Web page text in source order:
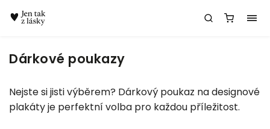
Dárkové poukazy
Nejste si jisti výběrem? Dárkový poukaz na designové
plakáty je perfektní volba pro každou příležitost.